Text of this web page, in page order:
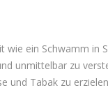
wie ein Schwamm in
unmittelbar zu
und Tabak zu